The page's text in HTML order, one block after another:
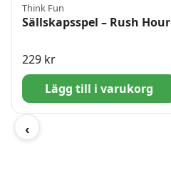
‹
Think Fun
Sällskapsspel – Rush Hour
229 kr
Lägg till i varukorg